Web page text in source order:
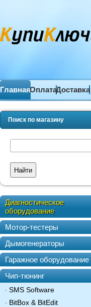
ГлавнаяОплатаДоставка
Поиск по магазину
Найти
Диагностическое
оборудование
Мотор-тестеры
Дымогенераторы
Гаражное оборудование
Чип-тюнинг
SMS Software
BitBox & BitEdit